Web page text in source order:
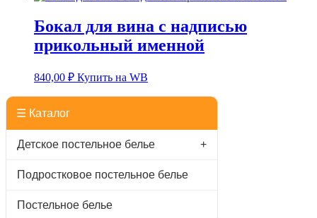
Бокал для вина с надписью
прикольный именной
840,00 ₽ Купить на WB
☰ Каталог
Детское постельное белье +
Подростковое постельное белье
Постельное белье